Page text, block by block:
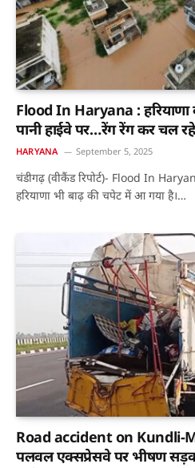
Flood In Haryana : हरियाणा
पानी हाईवे पर…रेंग रेंग कर चल
HARYANA September 5, 2025
चंडीगढ़ (वीकैंड रिपोर्ट)- Flood In
हरियाणा भी बाढ़ की चपेट में आ गया है।…
Road accident on Kundli-
पलवल एक्सप्रेसवे पर भीषण सड़क